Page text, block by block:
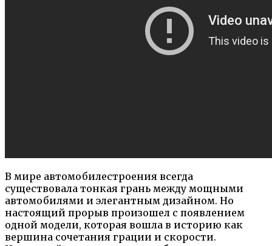
В мире автомобилестроения всегда
существовала тонкая грань между мощными
автомобилями и элегантным дизайном. Но
настоящий прорыв произошел с появлением
одной модели, которая вошла в историю как
вершина сочетания грации и скорости.